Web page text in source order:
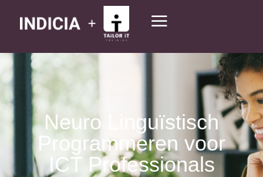
Neuro Linguïstisch
Programmeren voor
ICT Professionals